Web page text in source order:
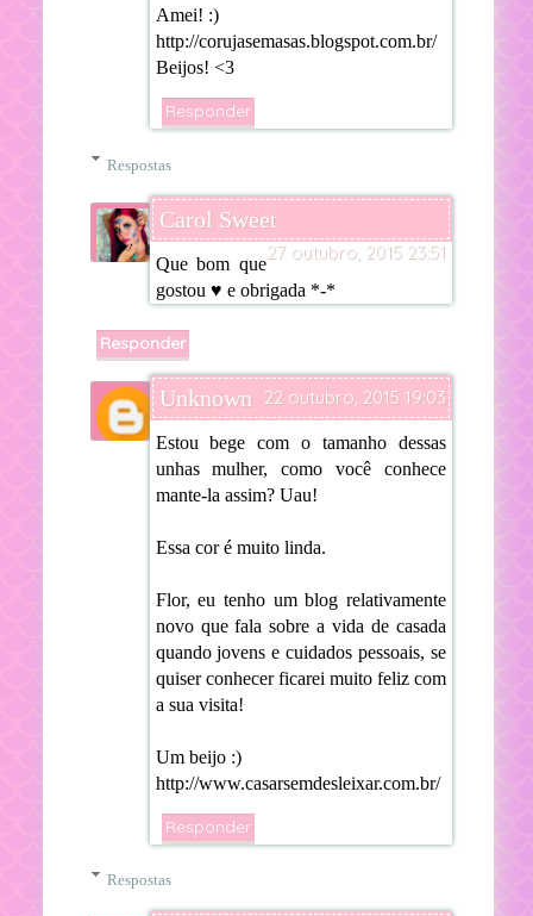
Amei! :)
http://corujasemasas.blogspot.com.br/
Beijos! <3
Responder
Respostas
Carol Sweet
27 outubro, 2015 23:51
Que bom que
gostou ♥ e obrigada *-*
Responder
Unknown 22 outubro, 2015 19:03
Estou bege com o tamanho dessas
unhas mulher, como você conhece
mante-la assim? Uau!
Essa cor é muito linda.
Flor, eu tenho um blog relativamente
novo que fala sobre a vida de casada
quando jovens e cuidados pessoais, se
quiser conhecer ficarei muito feliz com
a sua visita!
Um beijo :)
http://www.casarsemdesleixar.com.br/
Responder
Respostas